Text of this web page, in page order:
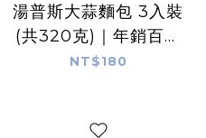
湯普斯大蒜麵包 3入裝
(共320克)｜年銷百萬
條・外酥內軟
NT$180